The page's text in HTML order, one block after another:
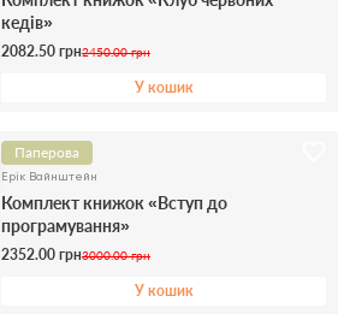
кедів»
2082.50 грн2450.00 грн
У кошик
Паперова
Ерік Вайнштейн
Комплект книжок «Вступ до
програмування»
2352.00 грн3000.00 грн
У кошик